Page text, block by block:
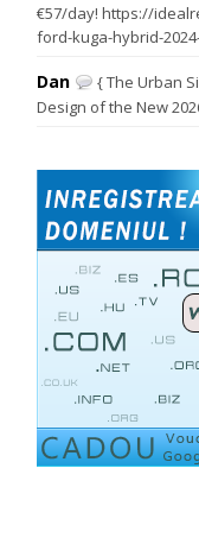
€57/day! https://
ford-kuga-hybrid-
Dan
{ The Urban
Design of the New